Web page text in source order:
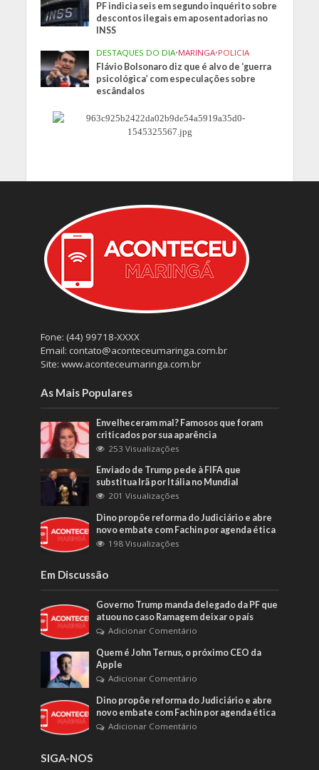
PF indicia seis em segundo inquérito sobre
descontos ilegais em aposentadorias no
INSS
DESTAQUES DO DIA•MARINGA•POLICIA
Flávio Bolsonaro diz que é alvo de ‘guerra
psicológica’ com especulações sobre
escândalos
Fone: (44) 99718-XXXX
Email: contato@aconteceumaringa.com.br
Site: www.aconteceumaringa.com.br
As Mais Populares
Envelheceram mal? Famosos que foram
criticados por sua aparência
253 Visualizações
Enviado de Trump pede à FIFA que
substitua Irã por Itália no Mundial
201 Visualizações
Dino propõe reforma do Judiciário e abre
novo embate com Fachin por agenda ética
198 Visualizações
Em Discussão
Governo Trump manda delegado da PF que
atuou no caso Ramagem deixar o país
Adicionar Comentário
Quem é John Ternus, o próximo CEO da
Apple
Adicionar Comentário
Dino propõe reforma do Judiciário e abre
novo embate com Fachin por agenda ética
Adicionar Comentário
SIGA-NOS